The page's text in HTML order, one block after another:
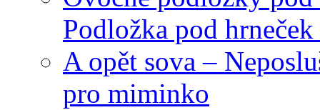
Podložka pod
A opět sova –
pro miminko